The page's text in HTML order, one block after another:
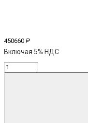
450660 ₽
Включая 5% НДС